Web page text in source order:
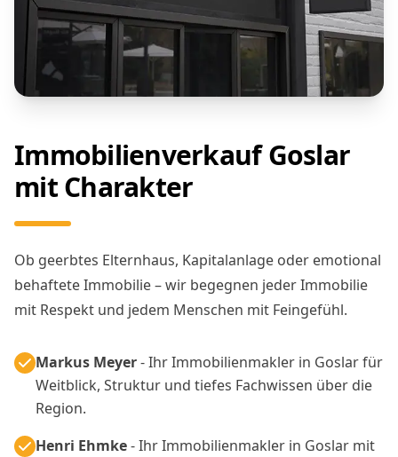
Immobilienverkauf Goslar
mit Charakter
Ob geerbtes Elternhaus, Kapitalanlage oder emotional
behaftete Immobilie – wir begegnen jeder Immobilie
mit Respekt und jedem Menschen mit Feingefühl.
Markus Meyer- Ihr Immobilienmakler in Goslar für
Weitblick, Struktur und tiefes Fachwissen über die
Region.
Henri Ehmke- Ihr Immobilienmakler in Goslar mit